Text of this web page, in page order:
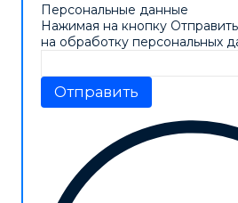
Персональные данные
Нажимая на кнопку
на обработку персональных
Отправить